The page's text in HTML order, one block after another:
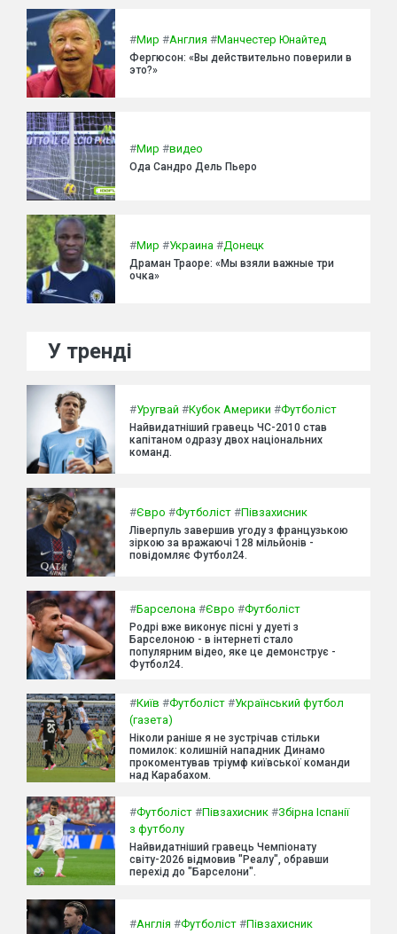
#Мир #Англия #Манчестер Юнайтед
Фергюсон: «Вы действительно поверили в
это?»
#Мир #видео
Ода Сандро Дель Пьеро
#Мир #Украина #Донецк
Драман Траоре: «Мы взяли важные три
очка»
У тренді
#Уругвай #Кубок Америки #Футболіст
Найвидатніший гравець ЧС-2010 став
капітаном одразу двох національних
команд.
#Євро #Футболіст #Півзахисник
Ліверпуль завершив угоду з французькою
зіркою за вражаючі 128 мільйонів -
повідомляє Футбол24.
#Барселона #Євро #Футболіст
Родрі вже виконує пісні у дуеті з
Барселоною - в інтернеті стало
популярним відео, яке це демонструє -
Футбол24.
#Київ #Футболіст #Український футбол
(газета)
Ніколи раніше я не зустрічав стільки
помилок: колишній нападник Динамо
прокоментував тріумф київської команди
над Карабахом.
#Футболіст #Півзахисник #Збірна Іспанії
з футболу
Найвидатніший гравець Чемпіонату
світу-2026 відмовив "Реалу", обравши
перехід до "Барселони".
#Англія #Футболіст #Півзахисник